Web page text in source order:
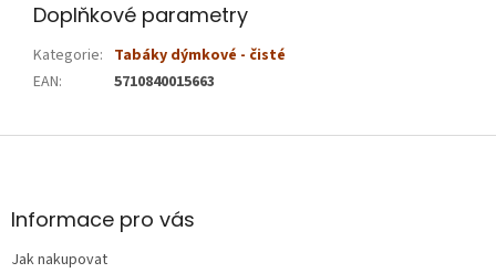
Doplňkové parametry
Kategorie: Tabáky dýmkové - čisté
EAN: 5710840015663
Z
aInformace pro vás
Jak nakupovat